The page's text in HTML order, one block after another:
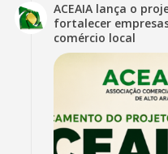
ACEAIA lança o
fortalecer
comércio local